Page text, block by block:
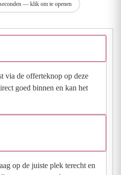
— klik om te openen
via de offerteknop op deze
goed binnen en kan het
op de juiste plek terecht en